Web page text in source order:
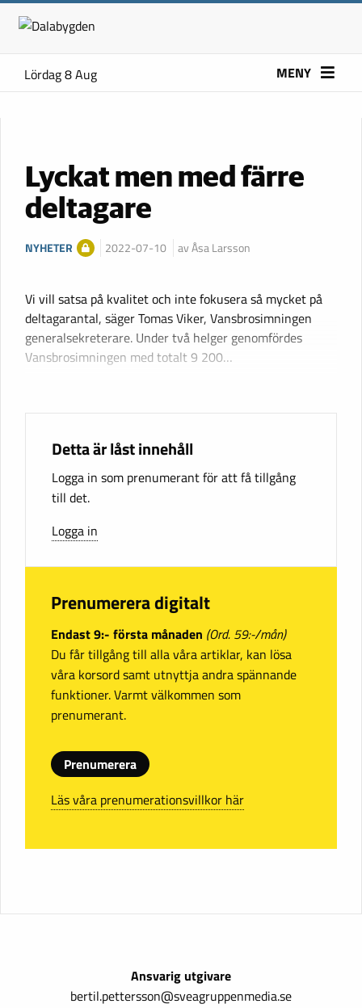
Lördag 8 Aug MENY
Lyckat men med färre
deltagare
NYHETER 2022-07-10 av Åsa Larsson
Vi vill satsa på kvalitet och inte fokusera så mycket på
deltagarantal, säger Tomas Viker, Vansbrosimningen
generalsekreterare. Under två helger genomfördes
Vansbrosimningen med totalt 9 200…
Detta är låst innehåll
Logga in som prenumerant för att få tillgång
till det.
Logga in
Prenumerera digitalt
Endast 9:- första månaden (Ord. 59:-/mån)
Du får tillgång till alla våra artiklar, kan lösa
våra korsord samt utnyttja andra spännande
funktioner. Varmt välkommen som
prenumerant.
Prenumerera
Läs våra prenumerationsvillkor här
Ansvarig utgivare
bertil.pettersson@sveagruppenmedia.se